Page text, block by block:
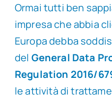
Ormai tutti ben
impresa che abbia
Europa debba
del General Data
Regulation 2016/
le attività di